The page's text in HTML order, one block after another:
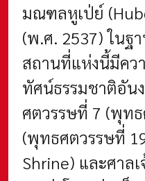
มณฑลหูเป่ย์
(พ.ศ. 2537) ในฐ
สถานที่แห่งนี้มีคว
ทัศน์ธรรมชาติอัน
ศตวรรษที่ 7 (พุทธ
(พุทธศตวรรษที่
Shrine) และศาล